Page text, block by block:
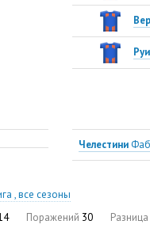
Челестини
, все сезоны
Поражений 30 Разница